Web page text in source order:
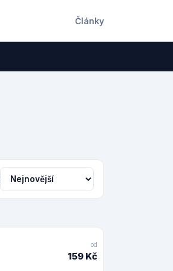
Články
od
159 Kč